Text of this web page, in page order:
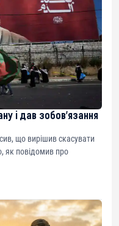
і дав зобов’язання
що вирішив скасувати
як повідомив про